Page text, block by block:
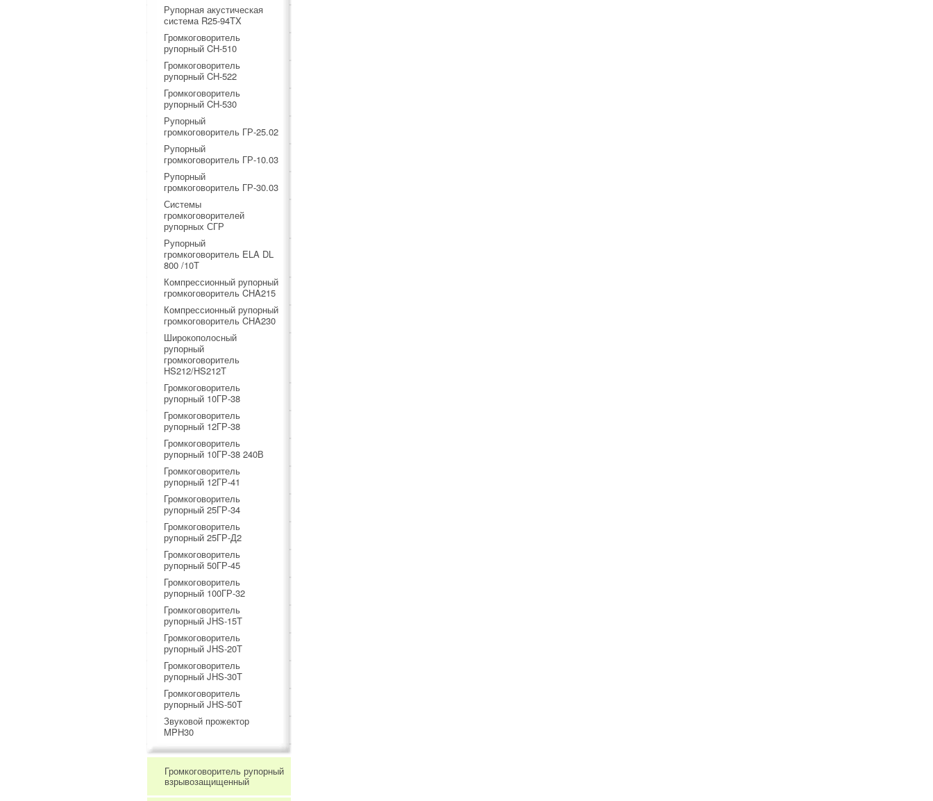
Рупорная акустическая
система R25-94TX
Громкоговоритель
рупорный CH-510
Громкоговоритель
рупорный CH-522
Громкоговоритель
рупорный CH-530
Рупорный
громкоговоритель ГР-25.02
Рупорный
громкоговоритель ГР-10.03
Рупорный
громкоговоритель ГР-30.03
Системы
громкоговорителей
рупорных СГР
Рупорный
громкоговоритель ELA DL
800 /10T
Компрессионный рупорный
громкоговоритель CHA215
Компрессионный рупорный
громкоговоритель CHA230
Широкополосный
рупорный
громкоговоритель
HS212/HS212T
Громкоговоритель
рупорный 10ГР-38
Громкоговоритель
рупорный 12ГР-38
Громкоговоритель
рупорный 10ГР-38 240В
Громкоговоритель
рупорный 12ГР-41
Громкоговоритель
рупорный 25ГР-34
Громкоговоритель
рупорный 25ГР-Д2
Громкоговоритель
рупорный 50ГР-45
Громкоговоритель
рупорный 100ГР-32
Громкоговоритель
рупорный JHS-15T
Громкоговоритель
рупорный JHS-20T
Громкоговоритель
рупорный JHS-30T
Громкоговоритель
рупорный JHS-50T
Звуковой прожектор
MPH30
Громкоговоритель рупорный
взрывозащищенный